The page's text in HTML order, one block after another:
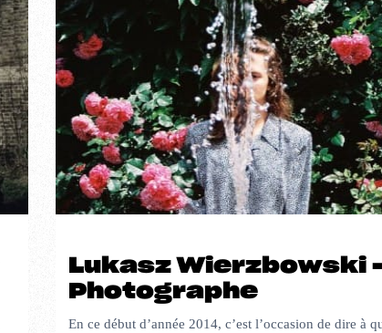
Lukasz Wierzbowski
Photographe
En ce début d’année 2014, c’est l’occasion de dire à